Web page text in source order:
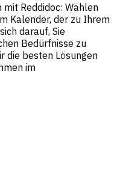
Reddidoc: Wählen
Kalender, der zu Ihrem
darauf, Sie
Bedürfnisse zu
die besten Lösungen
im